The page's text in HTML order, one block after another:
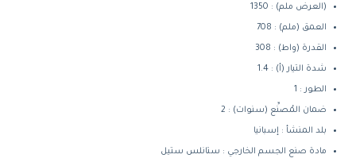
(العرض ملم) : 1350
العمق (ملم) : 708
القدرة (واط) : 308
شدة التيار (أ) : 1.4
الطور : 1
ضمان المُصنِّع (سنوات) : 2
بلد المنشأ : إسبانيا
مادة صنع الجسم الخارجي : ستانلس ستيل